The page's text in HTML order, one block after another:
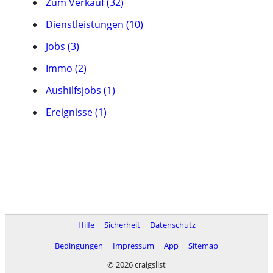
Dienstleistungen (10)
Jobs (3)
Immo (2)
Aushilfsjobs (1)
Ereignisse (1)
Hilfe Sicherheit
Datenschutz
Bedingungen
Impressum App
Sitemap
© 2026 craigslist